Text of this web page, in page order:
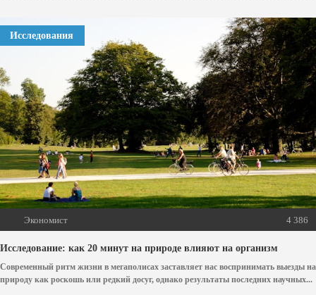
Исследования
Экономист 4 386
Исследование: как 20 минут на природе влияют на организм
Современный ритм жизни в мегаполисах заставляет нас воспринимать выезды на
природу как роскошь или редкий досуг, однако результаты последних научных...